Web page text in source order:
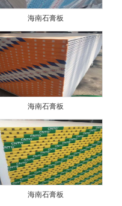
海南石膏板
海南石膏板
海南石膏板